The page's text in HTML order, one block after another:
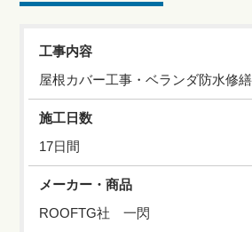
工事内容
屋根カバー工事・ベランダ防水修
施工日数
17日間
メーカー・商品
ROOFTG社 一閃